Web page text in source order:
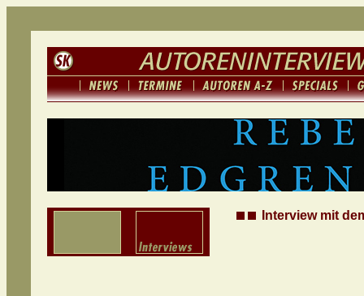
Interview mit